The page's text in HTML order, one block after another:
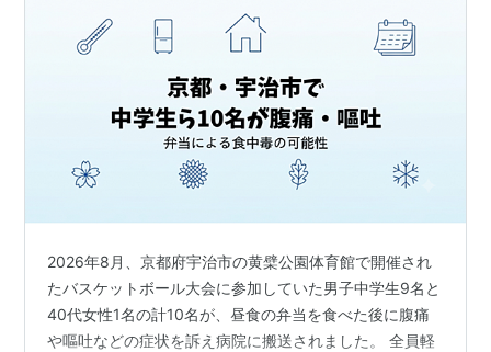
2026年8月、京都府宇治市の黄檗公園体育館で開催され
たバスケットボール大会に参加していた男子中学生9名と
40代女性1名の計10名が、昼食の弁当を食べた後に腹痛
や嘔吐などの症状を訴え病院に搬送されました。 全員軽